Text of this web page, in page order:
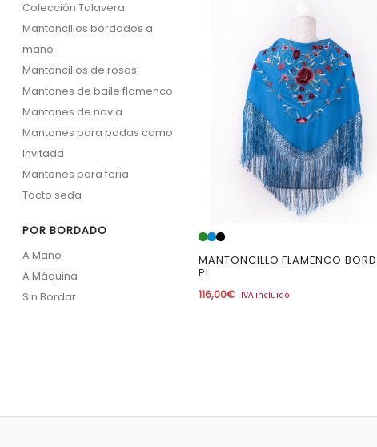
Colección Talavera
Mantoncillos bordados a
mano
Mantoncillos de rosas
Mantones de baile flamenco
Mantones de novia
Mantones para bodas como
invitada
Mantones para feria
Tacto seda
POR BORDADO
A Mano
A Máquina
Sin Bordar
MANTONCILLO FLAMENCO
PL
116,00€ IVA incluido